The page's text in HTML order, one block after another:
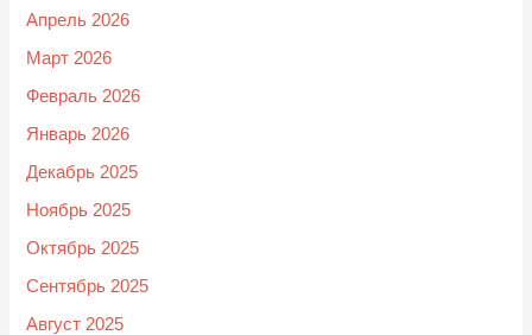
Апрель 2026
Март 2026
Февраль 2026
Январь 2026
Декабрь 2025
Ноябрь 2025
Октябрь 2025
Сентябрь 2025
Август 2025